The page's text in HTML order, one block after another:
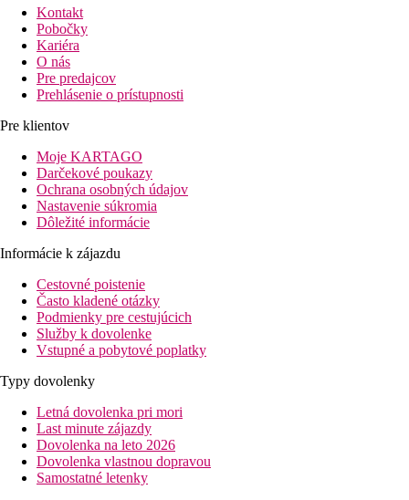
Kontakt
Pobočky
Kariéra
O nás
Pre predajcov
Prehlásenie o prístupnosti
Pre klientov
Moje KARTAGO
Darčekové poukazy
Ochrana osobných údajov
Nastavenie súkromia
Dôležité informácie
Informácie k zájazdu
Cestovné poistenie
Často kladené otázky
Podmienky pre cestujúcich
Služby k dovolenke
Vstupné a pobytové poplatky
Typy dovolenky
Letná dovolenka pri mori
Last minute zájazdy
Dovolenka na leto 2026
Dovolenka vlastnou dopravou
Samostatné letenky